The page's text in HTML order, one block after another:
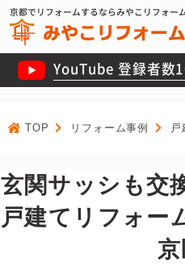
京都でリフォームするならみやこリフォー
YouTube 登録者数
TOP リフォーム事例 戸
玄関サッシも交
戸建てリフォー